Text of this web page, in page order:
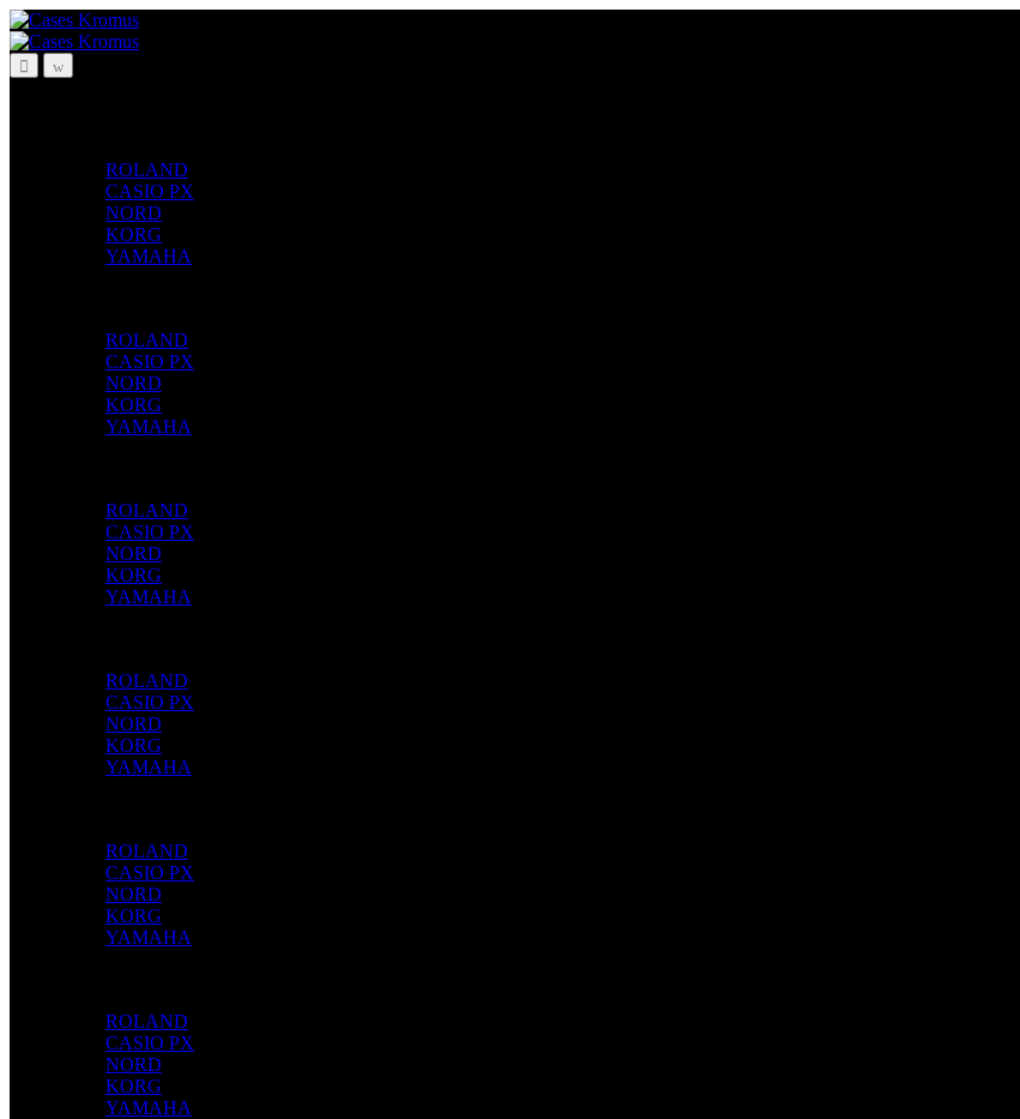
Pular
para
navegação
Ir
para
o
conteúdo
ROLAND
CASIO PX
NORD
KORG
YAMAHA
ROLAND
CASIO PX
NORD
KORG
YAMAHA
ROLAND
CASIO PX
NORD
KORG
YAMAHA
ROLAND
CASIO PX
NORD
KORG
YAMAHA
ROLAND
CASIO PX
NORD
KORG
YAMAHA
ROLAND
CASIO PX
NORD
KORG
YAMAHA